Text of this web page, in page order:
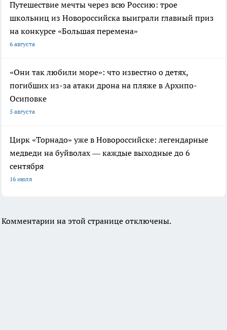
Путешествие мечты через всю Россию: трое
школьниц из Новороссийска выиграли главный приз
на конкурсе «Большая перемена»
6 августа
«Они так любили море»: что известно о детях,
погибших из-за атаки дрона на пляже в Архипо-
Осиповке
5 августа
Цирк «Торнадо» уже в Новороссийске: легендарные
медведи на буйволах — каждые выходные до 6
сентября
16 июля
Комментарии на этой странице отключены.